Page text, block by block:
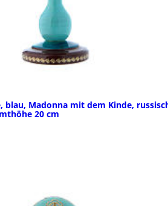
blau, Madonna mit dem Kinde,
20 cm